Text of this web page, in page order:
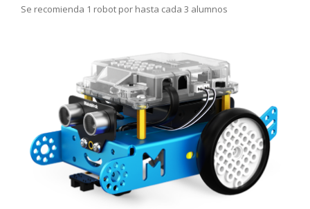
Se recomienda 1 robot por hasta cada 3 alumnos